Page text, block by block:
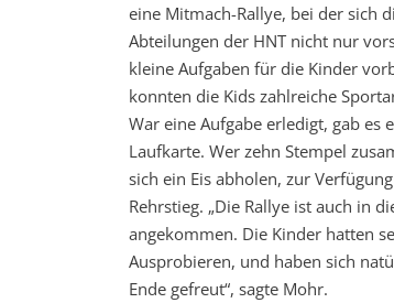
eine Mitmach-Rallye, bei der sich
Abteilungen der HNT nicht nur
kleine Aufgaben für die Kinder
konnten die Kids zahlreiche
War eine Aufgabe erledigt, gab es
Laufkarte. Wer zehn Stempel
sich ein Eis abholen, zur
Rehrstieg. „Die Rallye ist auch in
angekommen. Die Kinder hatten
Ausprobieren, und haben sich
Ende gefreut“, sagte Mohr.